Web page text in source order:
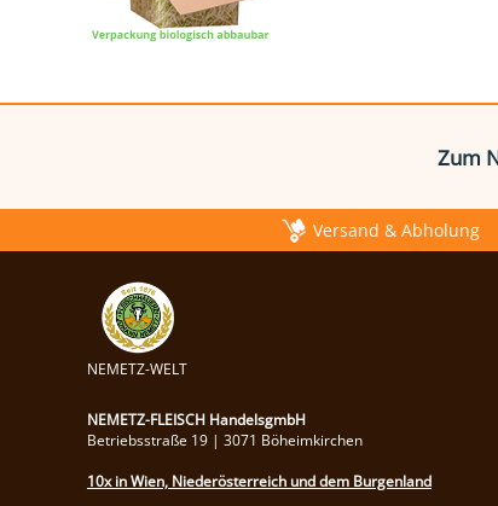
Zum
Versand & Abholung
NEMETZ-WELT
NEMETZ-FLEISCH HandelsgmbH
Betriebsstraße 19 | 3071 Böheimkirchen
10x in Wien, Niederösterreich und dem Burgenland